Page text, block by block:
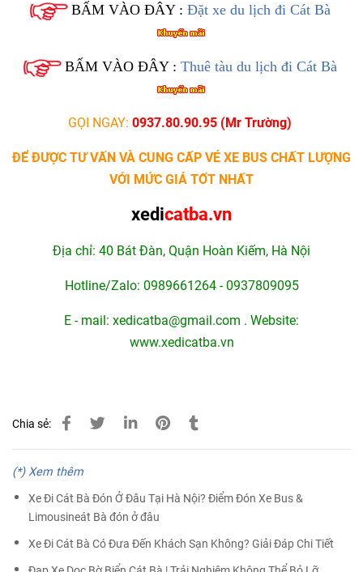
BẤM VÀO ĐÂY : Đặt xe du lịch đi Cát Bà
BẤM VÀO ĐÂY : Thuê tàu du lịch đi Cát Bà
GỌI NGAY: 0937.80.90.95 (Mr Trường)
ĐỂ ĐƯỢC TƯ VẤN VÀ CUNG CẤP VÉ XE BUS CHẤT LƯỢNG
VỚI MỨC GIÁ TỐT NHẤT
xedicatba.vn
Địa chỉ: 40 Bát Đàn, Quận Hoàn Kiếm, Hà Nội
Hotline/Zalo: 0989661264 - 0937809095
E - mail: xedicatba@gmail.com . Website:
www.xedicatba.vn
Chia sẻ:
(*) Xem thêm
Xe Đi Cát Bà Đón Ở Đâu Tại Hà Nội? Điểm Đón Xe Bus &
Limousineát Bà đón ở đâu
Xe Đi Cát Bà Có Đưa Đến Khách Sạn Không? Giải Đáp Chi Tiết